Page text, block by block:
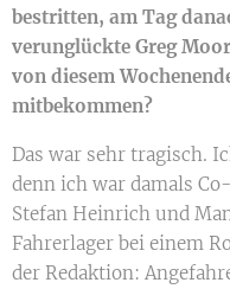
bestritten, am Tag
verunglückte Greg
von diesem
mitbekommen?
Das war sehr tragisch.
denn ich war damals
Stefan Heinrich und
Fahrerlager bei einem
der Redaktion: